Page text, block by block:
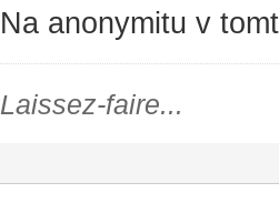
Na anonymitu v
Laissez-faire...